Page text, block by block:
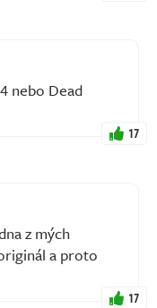
nebo Dead
17
z mých
a proto
17